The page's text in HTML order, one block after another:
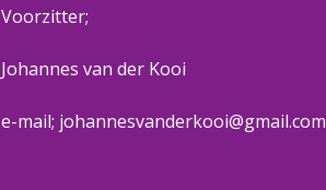
Voorzitter;
Johannes van der Kooi
e-mail; johannesvanderkooi@gmail.com